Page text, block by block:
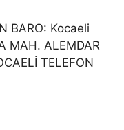
BARO: Kocaeli
MAH. ALEMDAR
TELEFON